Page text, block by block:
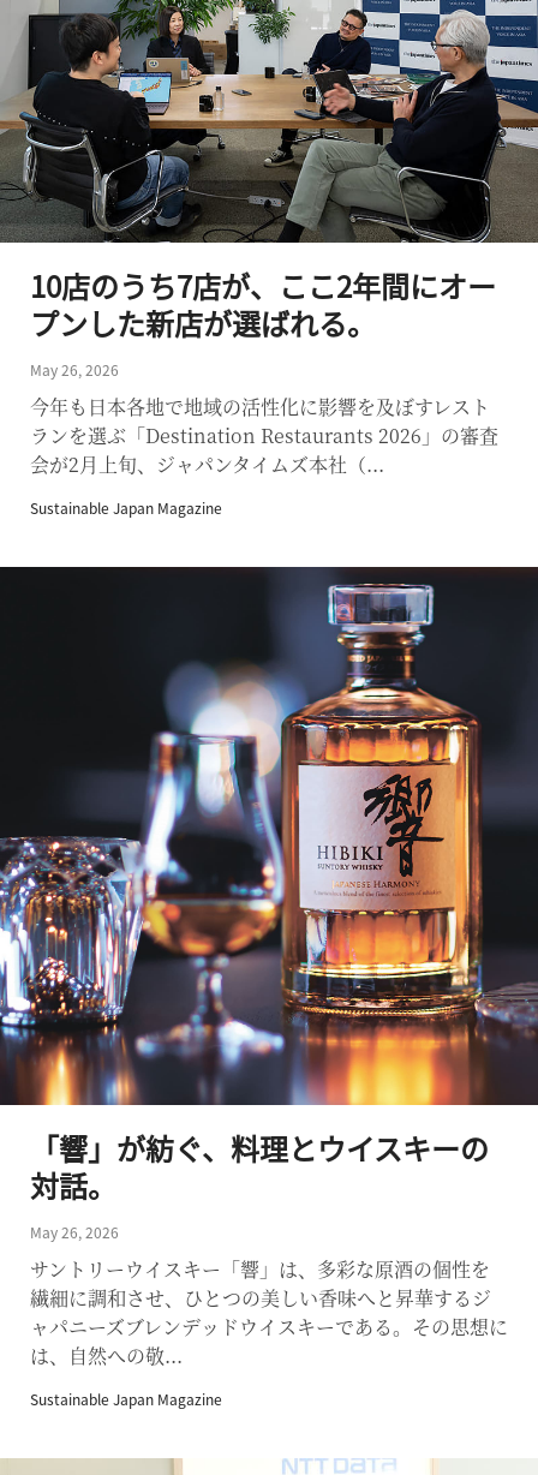
10店のうち7店が、ここ2年間にオー
プンした新店が選ばれる。
May 26, 2026
今年も日本各地で地域の活性化に影響を及ぼすレスト
ランを選ぶ「Destination Restaurants 2026」の審査
会が2月上旬、ジャパンタイムズ本社（...
Sustainable Japan Magazine
「響」が紡ぐ、料理とウイスキーの
対話。
May 26, 2026
サントリーウイスキー「響」は、多彩な原酒の個性を
繊細に調和させ、ひとつの美しい香味へと昇華するジ
ャパニーズブレンデッドウイスキーである。その思想に
は、自然への敬...
Sustainable Japan Magazine